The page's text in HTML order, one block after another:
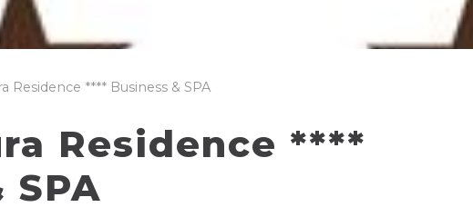
Residence **** Business & SPA
Residence ****
SPA